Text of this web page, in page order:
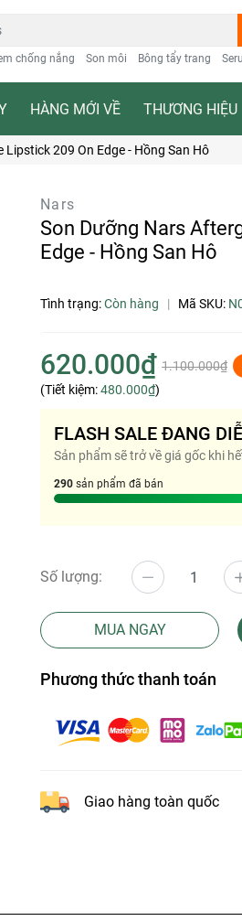
chống nắng Son môi Bông tẩy trang
HÀNG MỚI VỀ THƯƠNG HIỆU
209 On Edge - Hồng San Hô
Nars
Son Dưỡng Nars
Edge - Hồng San Hô
Tình trạng:Còn hàng | Mã SKU:
620.000₫ 1.100.000₫
(Tiết kiệm:480.000₫)
FLASH SALE ĐANG
Sản phẩm sẽ trở về giá gốc khi
290 sản phẩm đã bán
Số lượng:
MUA NGAY
Phương thức thanh toán
Giao hàng toàn quốc